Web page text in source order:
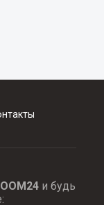
и будь